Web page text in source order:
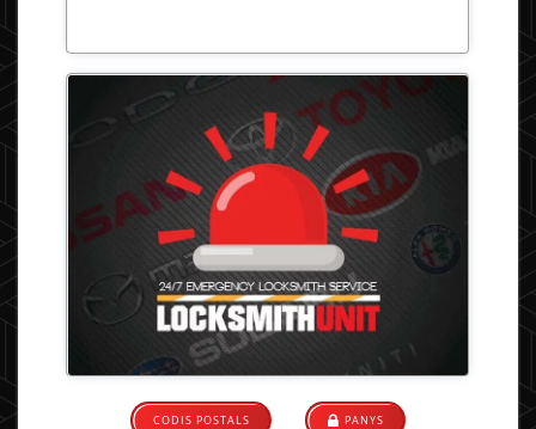
CODIS POSTALS PANYS